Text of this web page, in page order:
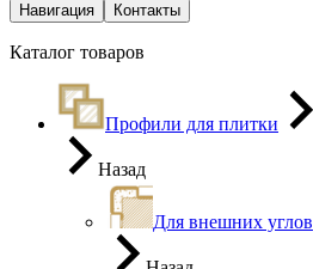
Навигация Контакты
Каталог товаров
Профили для плитки
Назад
Для внешних углов